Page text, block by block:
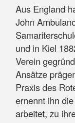
Aus England
John
und in Kiel
Verein
Ansätze
Praxis des
ernennt ihn
arbeitet, zu